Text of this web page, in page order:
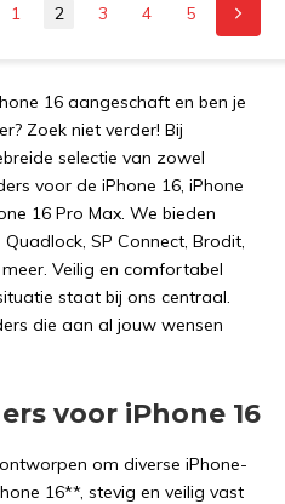
1 2 3 4 5
16 aangeschaft en ben je
Zoek niet verder! Bij
selectie van zowel
voor de iPhone 16, iPhone
16 Pro Max. We bieden
SP Connect, Brodit,
Veilig en comfortabel
staat bij ons centraal.
die aan al jouw wensen
voor iPhone 16
om diverse iPhone-
16**, stevig en veilig vast